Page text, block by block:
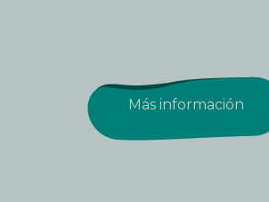
Más información